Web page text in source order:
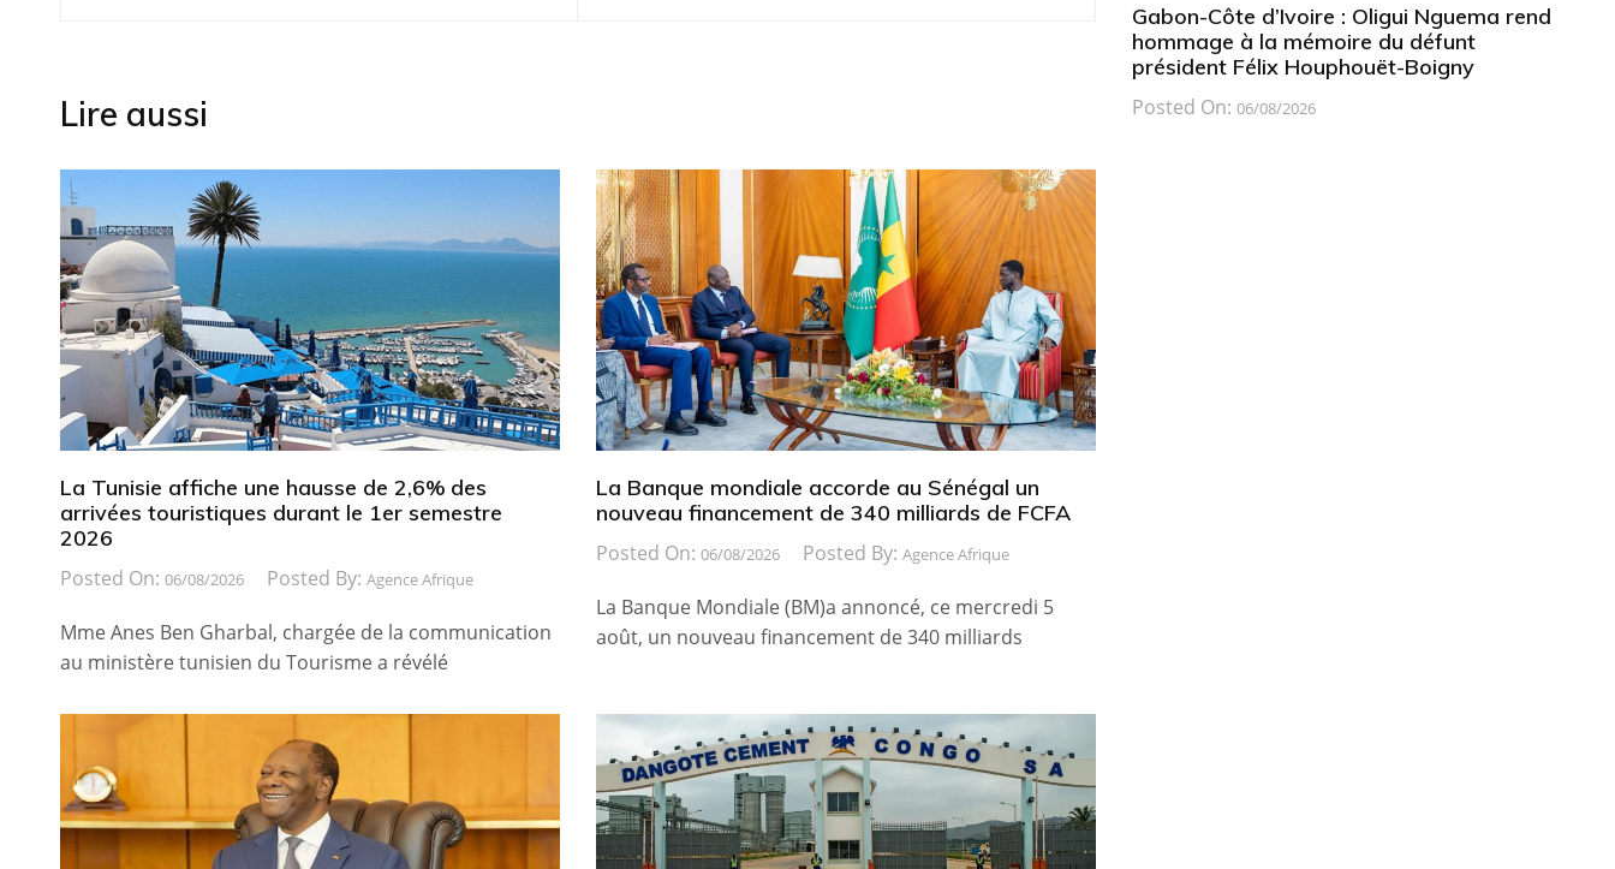
Lire aussi
La Tunisie affiche une hausse de 2,6% des
arrivées touristiques durant le 1er semestre
2026
Posted On: 06/08/2026 Posted By: Agence Afrique
Mme Anes Ben Gharbal, chargée de la communication
au ministère tunisien du Tourisme a révélé
La Banque mondiale accorde au Sénégal un
nouveau financement de 340 milliards de FCFA
Posted On: 06/08/2026 Posted By: Agence Afrique
La Banque Mondiale (BM)a annoncé, ce mercredi 5
août, un nouveau financement de 340 milliards
Gabon-Côte d’Ivoire : Oligui Nguema rend
hommage à la mémoire du défunt
président Félix Houphouët-Boigny
Posted On: 06/08/2026